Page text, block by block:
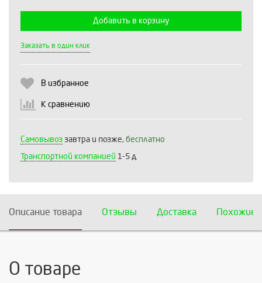
Добавить в корзину
Заказать в один клик
В избранное
К сравнению
Самовывоз завтра и позже, бесплатно
Транспортной компанией 1-5 д
Описание товара Отзывы Доставка Похожие
О товаре